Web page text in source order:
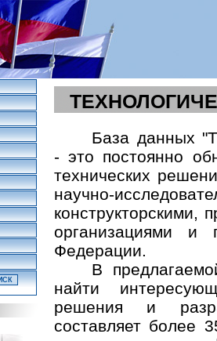
База данных
- это постоянно
технических
научно-
организациями и
Федерации.
В
найти
решения и
составляет более